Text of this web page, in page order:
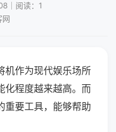
｜阅读：1
网
机作为现代娱乐场所
化程度越来越高。而
重要工具，能够帮助